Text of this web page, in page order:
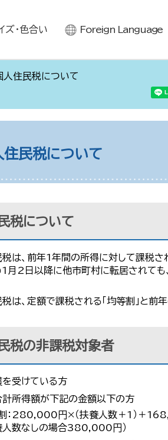
ズ・色合い Foreign Language
人住民税について
住民税について
税について
は、前年1年間の所得に対して課税され
月2日以降に他市町村に転居されても
は、定額で課税される「均等割」と前
税の非課税対象者
を受けている方
計所得額が下記の金額以下の方
：280,000円×（扶養人数＋1）＋
人数なしの場合380,000円）